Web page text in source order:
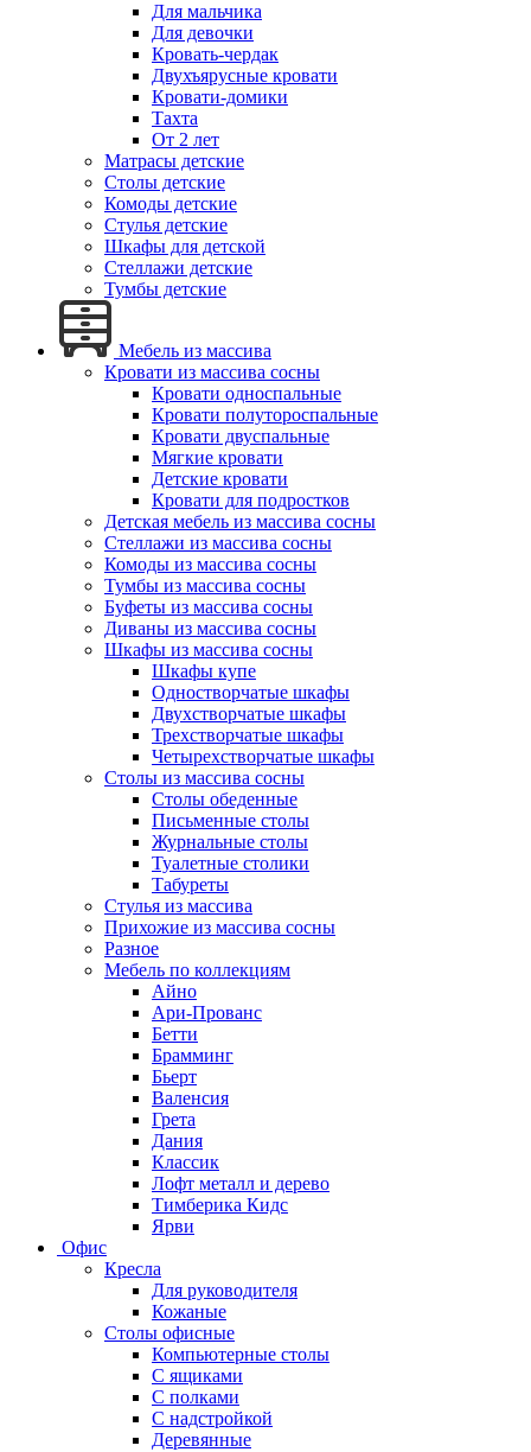
Для мальчика
Для девочки
Кровать-чердак
Двухъярусные кровати
Кровати-домики
Тахта
От 2 лет
Матрасы детские
Столы детские
Комоды детские
Стулья детские
Шкафы для детской
Стеллажи детские
Тумбы детские
Мебель из массива
Кровати из массива сосны
Кровати односпальные
Кровати полутороспальные
Кровати двуспальные
Мягкие кровати
Детские кровати
Кровати для подростков
Детская мебель из массива сосны
Стеллажи из массива сосны
Комоды из массива сосны
Тумбы из массива сосны
Буфеты из массива сосны
Диваны из массива сосны
Шкафы из массива сосны
Шкафы купе
Одностворчатые шкафы
Двухстворчатые шкафы
Трехстворчатые шкафы
Четырехстворчатые шкафы
Столы из массива сосны
Столы обеденные
Письменные столы
Журнальные столы
Туалетные столики
Табуреты
Стулья из массива
Прихожие из массива сосны
Разное
Мебель по коллекциям
Айно
Ари-Прованс
Бетти
Брамминг
Бьерт
Валенсия
Грета
Дания
Классик
Лофт металл и дерево
Тимберика Кидс
Ярви
Офис
Кресла
Для руководителя
Кожаные
Столы офисные
Компьютерные столы
С ящиками
С полками
С надстройкой
Деревянные